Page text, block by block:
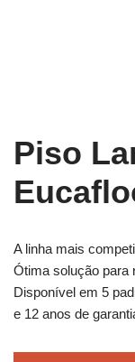
Piso
A linha mais
Ótima solução para
Disponível em 5
e 12 anos de